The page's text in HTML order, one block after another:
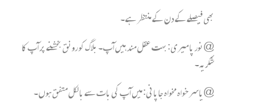
بھی فیصلے کے دن کے منتظر ہے۔
@نور پامیری: بہت عقل مند ہیں آپ۔ بلاگ کو رونق بخشنے پر آپ کا
شکریہ۔
@یاسر خواہ مخواہ جاپانی: میں آپ کی بات سے بالکل متفق ہوں۔